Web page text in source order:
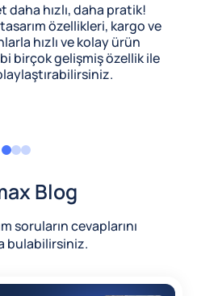
hızlı, daha pratik!
özellikleri, kargo ve
hızlı ve kolay ürün
birçok gelişmiş özellik ile
Blog
soruların cevaplarını
bulabilirsiniz.